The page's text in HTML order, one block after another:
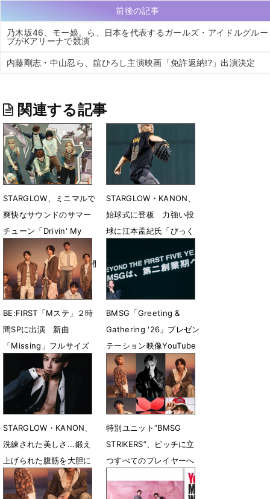
前後の記事
乃木坂46、モー娘。ら、日本を代表するガールズ・アイドルグルー
プがKアリーナで競演
内藤剛志・中山忍ら、舘ひろし主演映画「免許返納!?」出演決定
関連する記事
STARGLOW、ミニマルで
爽快なサウンドのサマー
チューン「Drivin' My
Life」ティザー映像第２
弾公開 MVプレミア公開
決定
7月19日 21時01分
STARGLOW・KANON、
始球式に登板 力強い投
球に江本孟紀氏「びっく
7月18日 19時07分
BE:FIRST「Mステ」２時
間SPに出演 新曲
「Missing」フルサイズ
で生パフォ
7月18日 11時08分
BMSG「Greeting &
Gathering '26」プレゼン
テーション映像YouTube
で公開「第二創業期」の
全貌を提示
7月12日 21時50分
STARGLOW・KANON、
洗練された美しさ...鍛え
上げられた腹筋を大胆に
披露
6月24日 14時24分
特別ユニット“BMSG
STRIKERS”、ピッチに立
つすべてのプレイヤーへ
向けた新曲配信リリース
決定